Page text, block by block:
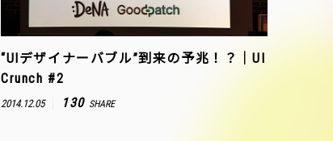
“UIデザイナーバブル”到来の予兆！？｜UI
Crunch #2
2014.12.05 130 SHARE